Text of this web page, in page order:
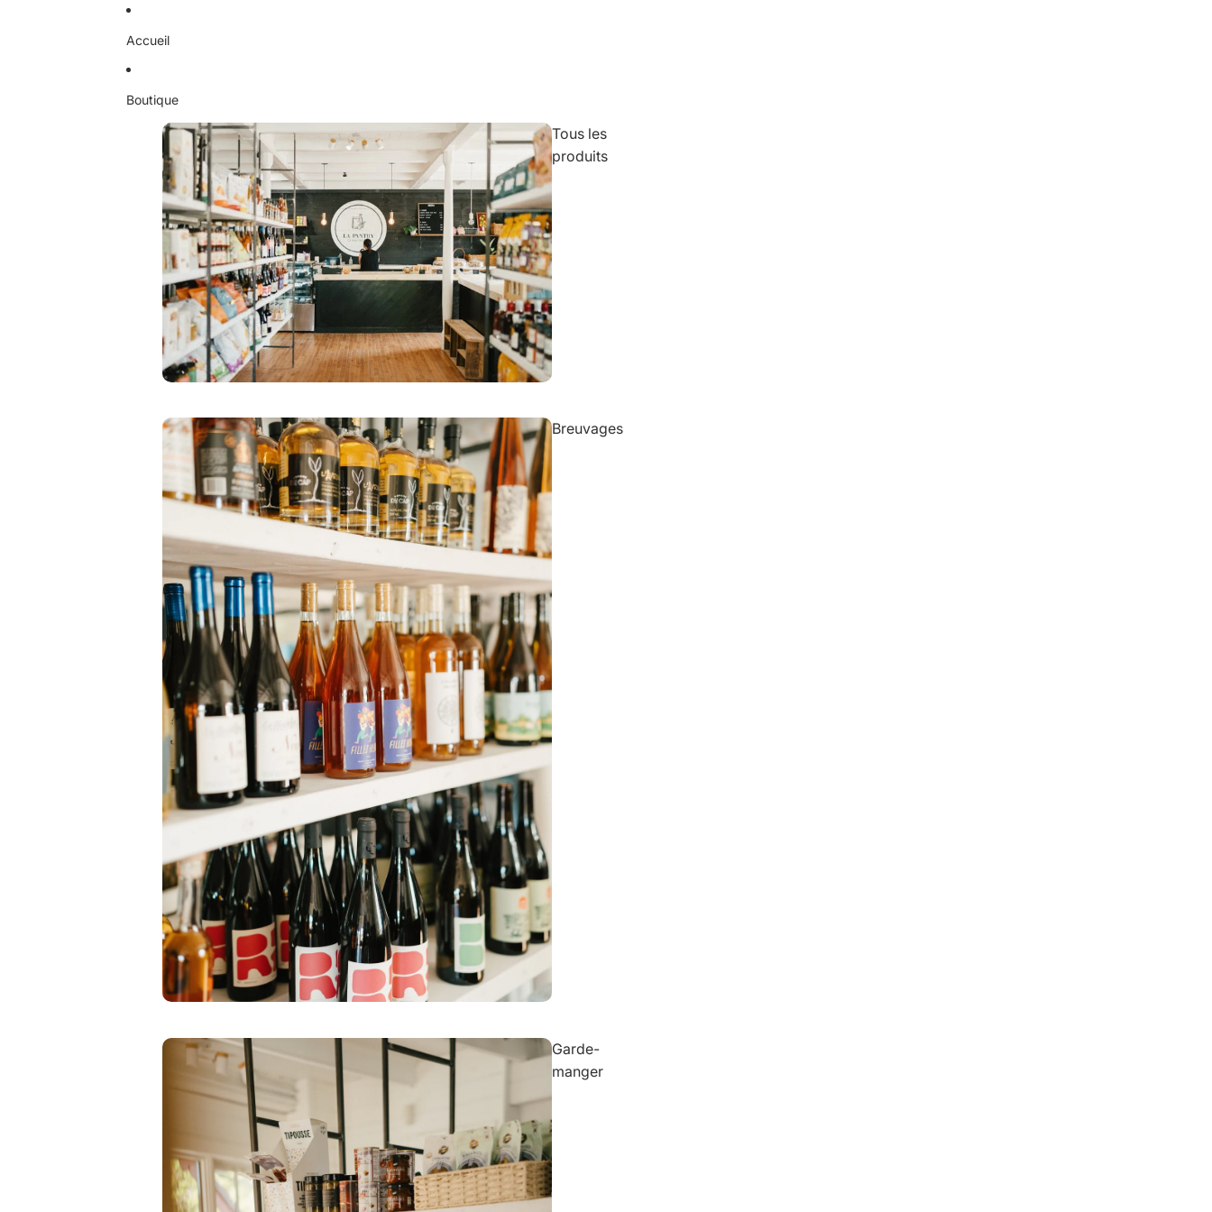
Accueil
Boutique
Tous les
produits
Breuvages
Garde-
manger